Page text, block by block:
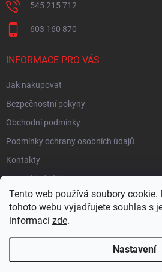
Tento web používá soubory
tohoto webu vyjadřujete souhlas s
informací zde.
Nastavení
545 215 712
603 160 870
INFORMACE PRO VÁS
Jak nakupovat
Bezpečnostní pokyny
Obchodní podmínky
Podmínky ochrany osobních údajů
Kontakty
Moje objednávka
HEUREKA